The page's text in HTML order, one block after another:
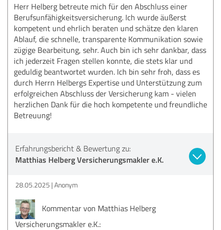
Herr Helberg betreute mich für den Abschluss einer
Berufsunfähigkeitsversicherung. Ich wurde äußerst
kompetent und ehrlich beraten und schätze den klaren
Ablauf, die schnelle, transparente Kommunikation sowie
zügige Bearbeitung, sehr. Auch bin ich sehr dankbar, dass
ich jederzeit Fragen stellen konnte, die stets klar und
geduldig beantwortet wurden. Ich bin sehr froh, dass es
durch Herrn Helbergs Expertise und Unterstützung zum
erfolgreichen Abschluss der Versicherung kam - vielen
herzlichen Dank für die hoch kompetente und freundliche
Betreuung!
Erfahrungsbericht & Bewertung zu:
Matthias Helberg Versicherungsmakler e.K.
28.05.2025 Anonym
Kommentar von Matthias Helberg
Versicherungsmakler e.K.: